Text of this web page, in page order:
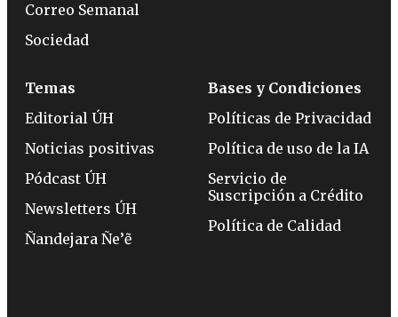
Correo Semanal
Sociedad
Temas
Editorial ÚH
Noticias positivas
Pódcast ÚH
Newsletters ÚH
Ñandejara Ñe’ẽ
Bases y Condiciones
Políticas de Privacidad
Política de uso de la IA
Servicio de
Suscripción a Crédito
Política de Calidad